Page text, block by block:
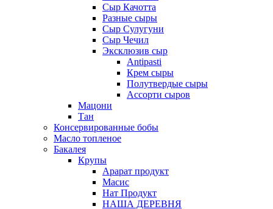
Сыр Качотта
Разные сыры
Сыр Сулугуни
Сыр Чечил
Эксклюзив сыр
Antipasti
Крем сыры
Полутвердые сыры
Ассорти сыров
Мацони
Тан
Консервированные бобы
Масло топленое
Бакалея
Крупы
Арарат продукт
Масис
Нат Продукт
НАША ДЕРЕВНЯ